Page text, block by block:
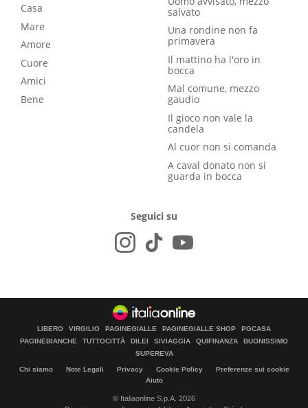
Casa
Mare
Amore
Cuore
Amici
Bene
salvato
Una rondine non fa
primavera
Il mattino ha l'oro in
bocca
Mal comune, mezzo
gaudio
Il gioco non vale la
candela
Al cuor non si comanda
A caval donato non si
guarda in bocca
Seguici su
LIBERO VIRGILIO PAGINEGIALLE PAGINEGIALLE SHOP
PGCASA
PAGINEBIANCHE
TUTTOCITTÀ DILEI SIVIAGGIA QUIFINANZA
BUONISSIMO
SUPEREVA
Chi siamo Note Legali Privacy Cookie Policy
Preferenze sui cookie
Aiuto
© Italiaonline S.p.A. 2026